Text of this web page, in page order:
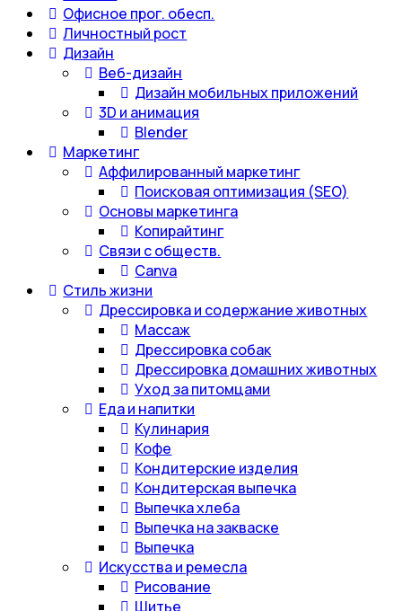
Офисное прог. обесп.
Личностный рост
Дизайн
Веб-дизайн
Дизайн мобильных приложений
3D и анимация
Blender
Маркетинг
Аффилированный маркетинг
Поисковая оптимизация (SEO)
Основы маркетинга
Копирайтинг
Связи с обществ.
Canva
Стиль жизни
Дрессировка и содержание животных
Массаж
Дрессировка собак
Дрессировка домашних животных
Уход за питомцами
Еда и напитки
Кулинария
Кофе
Кондитерские изделия
Кондитерская выпечка
Выпечка хлеба
Выпечка на закваске
Выпечка
Искусства и ремесла
Рисование
Шитье